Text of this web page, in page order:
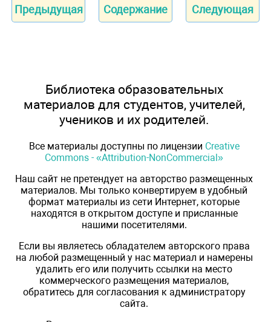
Предыдущая Содержание Следующая
Библиотека образовательных
материалов для студентов, учителей,
учеников и их родителей.
Все материалы доступны по лицензии Creative
Commons - «Attribution-NonCommercial»
Наш сайт не претендует на авторство размещенных
материалов. Мы только конвертируем в удобный
формат материалы из сети Интернет, которые
находятся в открытом доступе и присланные
нашими посетителями.
Если вы являетесь обладателем авторского права
на любой размещенный у нас материал и намерены
удалить его или получить ссылки на место
коммерческого размещения материалов,
обратитесь для согласования к администратору
сайта.